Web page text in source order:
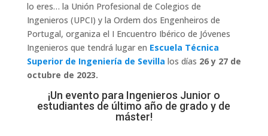
lo eres… la Unión Profesional de Colegios de
Ingenieros (UPCI) y la Ordem dos Engenheiros de
Portugal, organiza el I Encuentro Ibérico de Jóvenes
Ingenieros que tendrá lugar en Escuela Técnica
Superior de Ingeniería de Sevilla los días 26 y 27 de
octubre de 2023.
¡Un evento para Ingenieros Junior o
estudiantes de último año de grado y de
máster!